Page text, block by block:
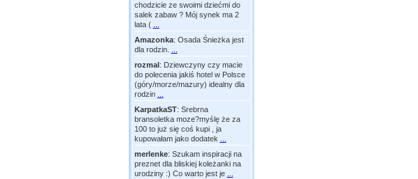
chodzicie ze swoimi dziećmi do
salek zabaw ? Mój synek ma 2
lata (
Amazonka: Osada Śnieżka jest
dla rodzin.
rozmal: Dziewczyny czy macie
do polecenia jakiś hotel w Polsce
(góry/morze/mazury) idealny dla
rodzin
KarpatkaST: Srebrna
bransoletka moze?myślę że za
100 to już się coś kupi , ja
kupowałam jako dodatek
merlenke: Szukam inspiracji na
preznet dla bliskiej koleżanki na
urodziny :) Co warto jest je